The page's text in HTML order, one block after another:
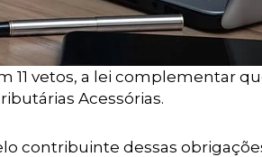
11 vetos, a lei complementar
Acessórias.
contribuinte dessas